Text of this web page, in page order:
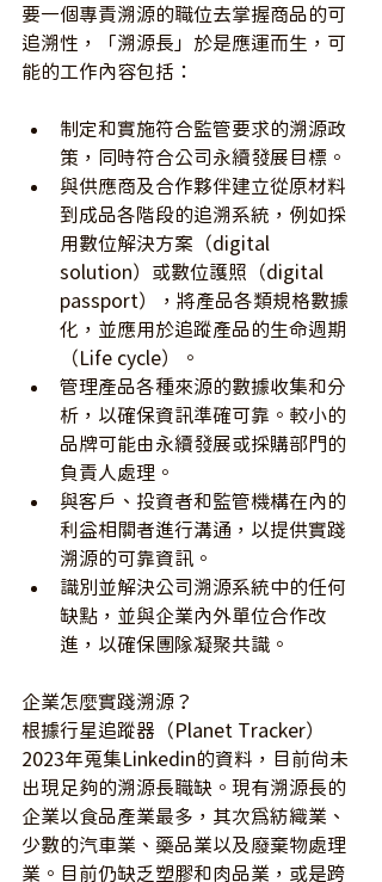
要一個專責溯源的職位去掌握商品的可
追溯性，「溯源長」於是應運而生，可
能的工作內容包括：
制定和實施符合監管要求的溯源政
策，同時符合公司永續發展目標。
與供應商及合作夥伴建立從原材料
到成品各階段的追溯系統，例如採
用數位解決方案（digital
solution）或數位護照（digital
passport），將產品各類規格數據
化，並應用於追蹤產品的生命週期
（Life cycle）。
管理產品各種來源的數據收集和分
析，以確保資訊準確可靠。較小的
品牌可能由永續發展或採購部門的
負責人處理。
與客戶、投資者和監管機構在內的
利益相關者進行溝通，以提供實踐
溯源的可靠資訊。
識別並解決公司溯源系統中的任何
缺點，並與企業內外單位合作改
進，以確保團隊凝聚共識。
企業怎麼實踐溯源？
根據行星追蹤器（Planet Tracker）
2023年蒐集Linkedin的資料，目前尚未
出現足夠的溯源長職缺。現有溯源長的
企業以食品產業最多，其次為紡織業、
少數的汽車業、藥品業以及廢棄物處理
業。目前仍缺乏塑膠和肉品業，或是跨